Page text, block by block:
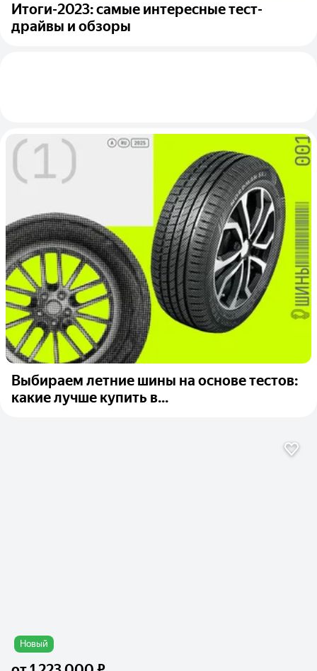
Итоги-2023: самые интересные тест-
драйвы и обзоры
Выбираем летние шины на основе тестов:
какие лучше купить в...
Новый